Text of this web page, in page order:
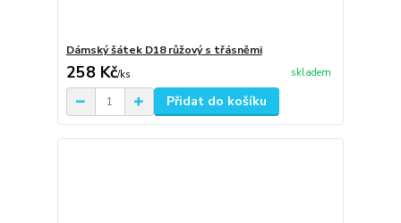
Dámský šátek D18 růžový s třásněmi
258 Kč/ks skladem
Přidat do košíku